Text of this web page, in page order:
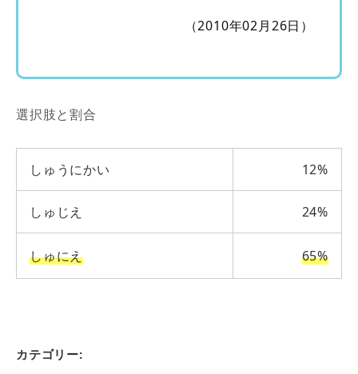
（2010年02月26日）
選択肢と割合
しゅうにかい 12%
しゅじえ 24%
しゅにえ 65%
カテゴリー: